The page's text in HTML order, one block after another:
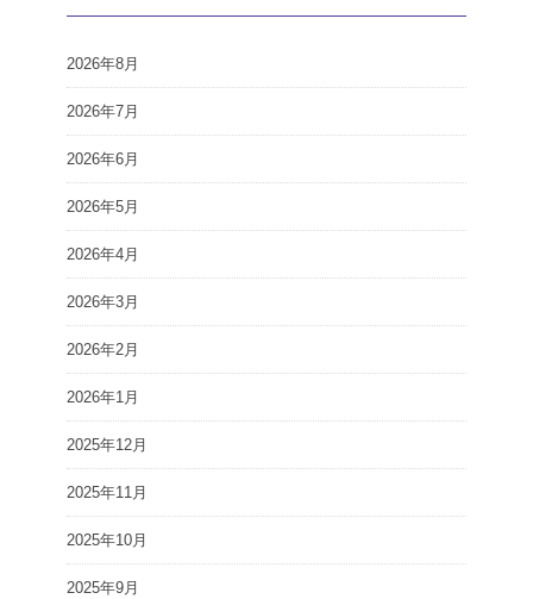
2026年8月
2026年7月
2026年6月
2026年5月
2026年4月
2026年3月
2026年2月
2026年1月
2025年12月
2025年11月
2025年10月
2025年9月